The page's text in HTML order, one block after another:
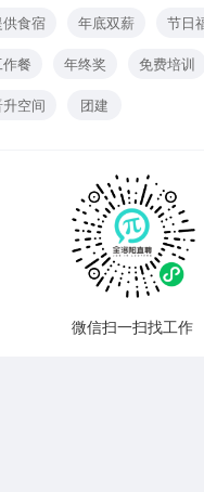
食宿 年底双薪
节日
作餐
年终奖
免费培训
空间
团建
微信扫一扫找工作